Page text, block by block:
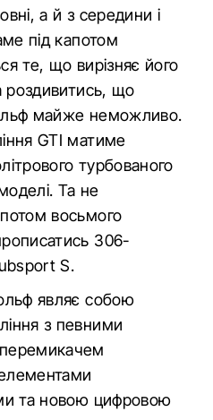
а й з середини і
під капотом
те, що вирізняє його
роздивитись, що
майже неможливо.
GTI матиме
турбованого
Та не
восьмого
306-
S.
являє собою
з певними
та новою цифровою